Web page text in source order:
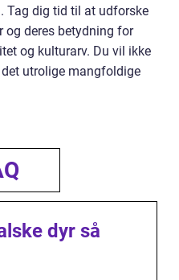
Tag dig tid til at udforske
og deres betydning for
og kulturarv. Du vil ikke
utrolige mangfoldige
dyr så